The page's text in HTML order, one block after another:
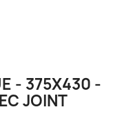
- 375X430 -
JOINT